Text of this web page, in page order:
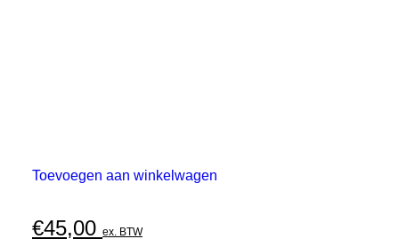
Toevoegen aan winkelwagen
€45,00 ex. BTW